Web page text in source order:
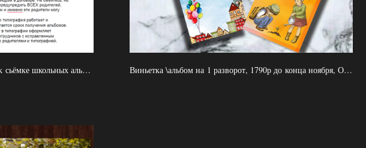
Памятка родителям по подготовке к сьёмке школьных альбомов Виньетка \альбом на 1 разворот, 1790р до конца ноября, ОБЩАЯ ВЕРСТКА, без портрета!!! в плотной обложке, 1 разворот, 1 выезд.